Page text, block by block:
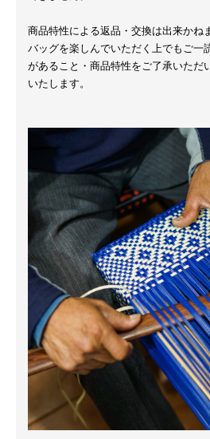
商品特性による返品・交換は出来かね
バッグを楽しんでいただく上でもご一
があること・商品特性をご了承いただ
いたします。